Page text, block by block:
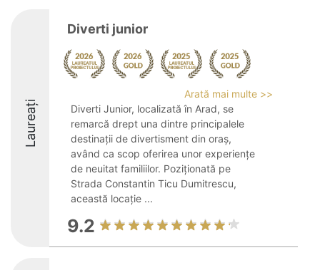
Laureați
Diverti junior
Arată mai multe >>
Diverti Junior, localizată în Arad, se
remarcă drept una dintre principalele
destinații de divertisment din oraș,
având ca scop oferirea unor experiențe
de neuitat familiilor. Poziționată pe
Strada Constantin Ticu Dumitrescu,
această locație ...
9.2